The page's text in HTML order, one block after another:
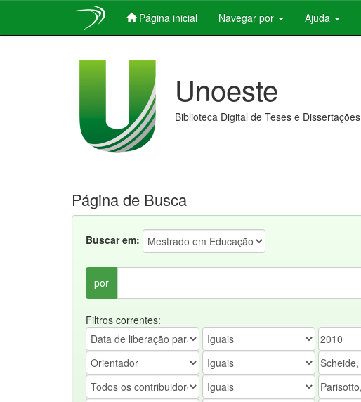
Página inicial Navegar por Ajuda
Unoeste
Biblioteca Digital de Teses e Dissertações
Página de Busca
Buscar em:
por
Filtros correntes: